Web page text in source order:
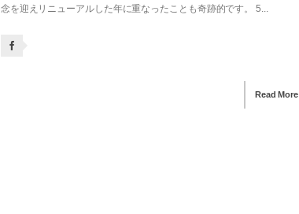
念を迎えリニューアルした年に重なったことも奇跡的です。 5...
Read More